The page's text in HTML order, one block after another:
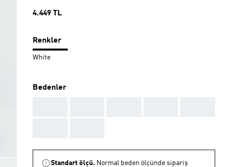
Fiyat
4.449 TL
Renkler
White
Bedenler
Standart ölçü. Normal beden ölçünde sipariş